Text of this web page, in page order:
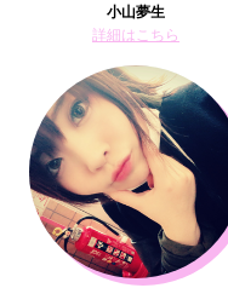
小山夢生
詳細はこちら